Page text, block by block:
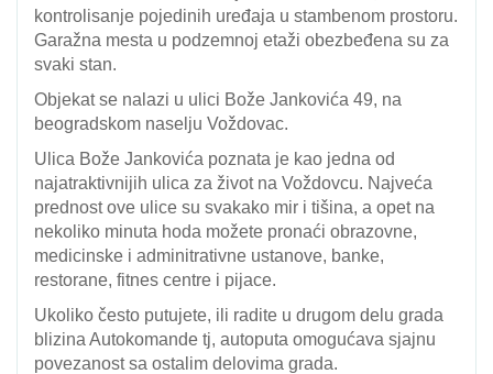
kontrolisanje pojedinih uređaja u stambenom prostoru.
Garažna mesta u podzemnoj etaži obezbeđena su za
svaki stan.
Objekat se nalazi u ulici Bože Jankovića 49, na
beogradskom naselju Voždovac.
Ulica Bože Jankovića poznata je kao jedna od
najatraktivnijih ulica za život na Voždovcu. Najveća
prednost ove ulice su svakako mir i tišina, a opet na
nekoliko minuta hoda možete pronaći obrazovne,
medicinske i adminitrativne ustanove, banke,
restorane, fitnes centre i pijace.
Ukoliko često putujete, ili radite u drugom delu grada
blizina Autokomande tj, autoputa omogućava sjajnu
povezanost sa ostalim delovima grada.